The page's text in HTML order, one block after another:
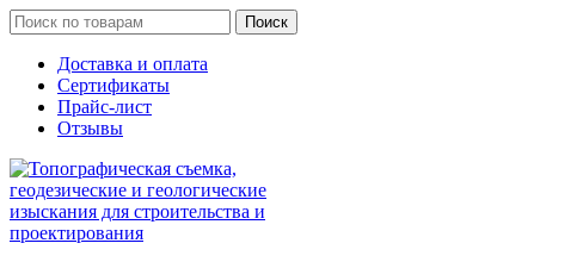
Поиск
Доставка и оплата
Сертификаты
Прайс-лист
Отзывы